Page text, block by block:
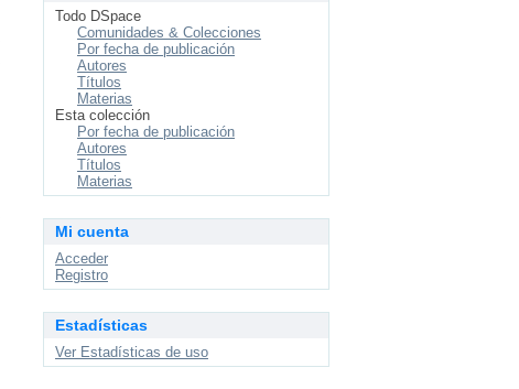
Todo DSpace
Comunidades & Colecciones
Por fecha de publicación
Autores
Títulos
Materias
Esta colección
Por fecha de publicación
Autores
Títulos
Materias
Mi cuenta
Acceder
Registro
Estadísticas
Ver Estadísticas de uso